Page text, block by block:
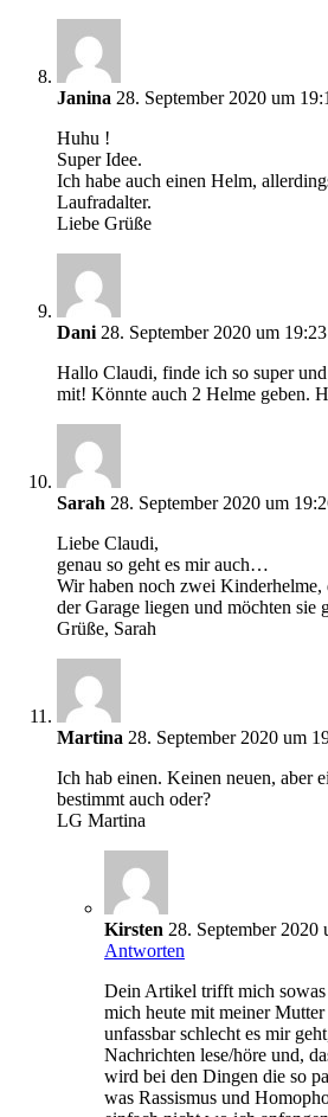
Janina 28. September 2020 um
Huhu !
Super Idee.
Ich habe auch einen Helm,
Laufradalter.
Liebe Grüße
Dani 28. September 2020 um
Hallo Claudi, finde ich so super
mit! Könnte auch 2 Helme geben.
Sarah 28. September 2020 um
Liebe Claudi,
genau so geht es mir auch…
Wir haben noch zwei Kinderhelme,
der Garage liegen und möchten sie
Grüße, Sarah
Martina 28. September 2020 um
Ich hab einen. Keinen neuen, aber
bestimmt auch oder?
LG Martina
Kirsten 28. September 2020
Antworten
Dein Artikel trifft mich
mich heute mit meiner
unfassbar schlecht es mir
Nachrichten lese/höre und,
wird bei den Dingen die so
was Rassismus und